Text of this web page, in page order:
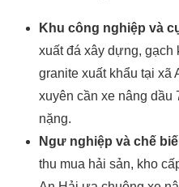
Khu công nghiệp và
xuất đá xây dựng, gạch
granite xuất khẩu tại xã
xuyên cần xe nâng dầu
nặng.
Ngư nghiệp và chế
thu mua hải sản, kho